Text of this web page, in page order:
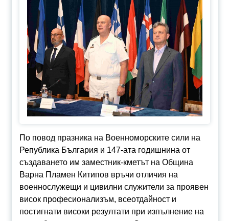
По повод празника на Военноморските сили на
Република България и 147-ата годишнина от
създаването им заместник-кметът на Община
Варна Пламен Китипов връчи отличия на
военнослужещи и цивилни служители за проявен
висок професионализъм, всеотдайност и
постигнати високи резултати при изпълнение на